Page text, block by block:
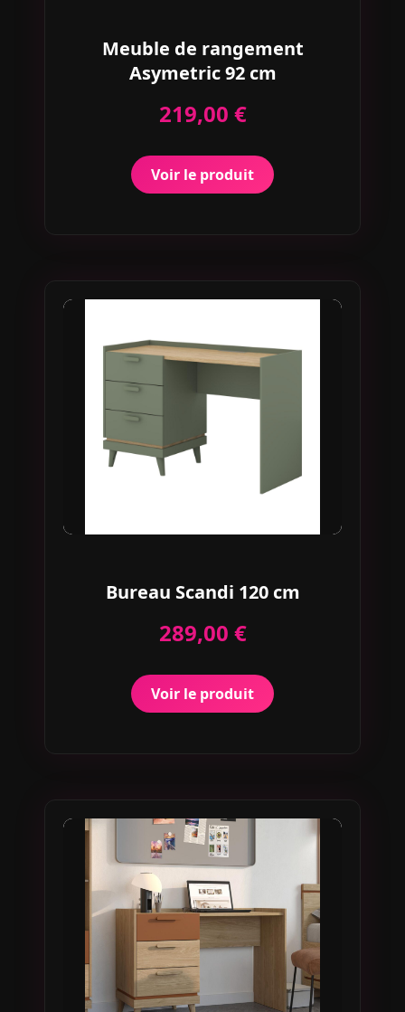
Meuble de rangement
Asymetric 92 cm
219,00 €
Voir le produit
Bureau Scandi 120 cm
289,00 €
Voir le produit